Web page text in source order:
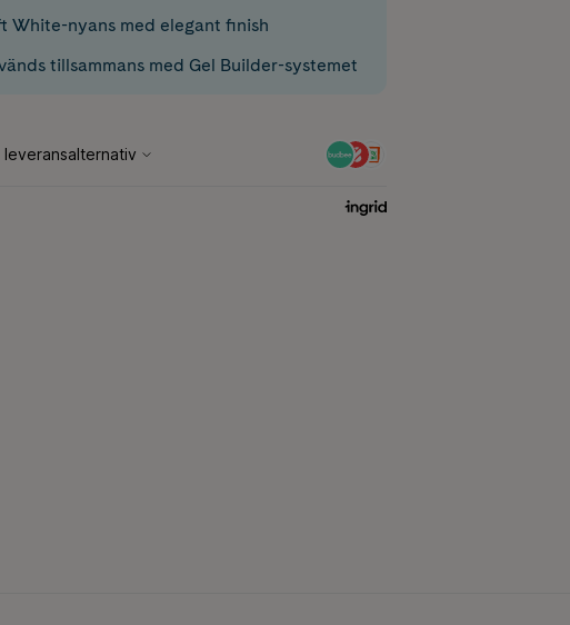
White-nyans med elegant finish
tillsammans med Gel Builder-systemet